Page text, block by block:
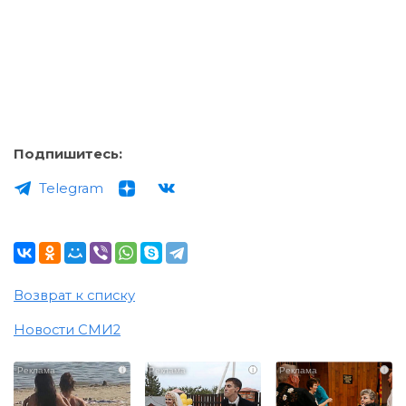
Подпишитесь:
Telegram
Возврат к списку
Новости СМИ2
i i i